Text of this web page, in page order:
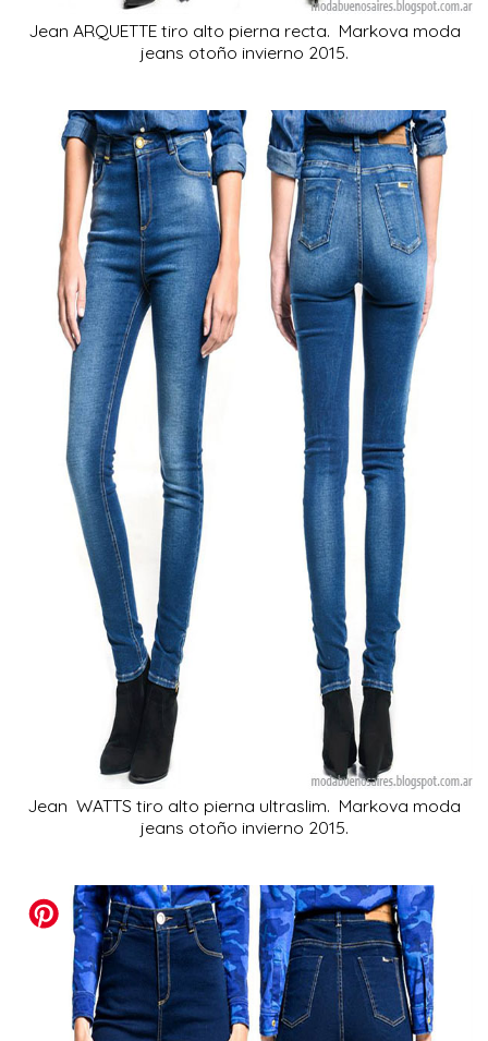
Jean ARQUETTE tiro alto pierna recta. Markova moda
jeans otoño invierno 2015.
Jean WATTS tiro alto pierna ultraslim. Markova moda
jeans otoño invierno 2015.